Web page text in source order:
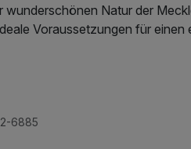
Natur der
Voraussetzungen für einen
Frühstück, bevor Sie die
Radtouren durch die
Erholung auf besondere
6885